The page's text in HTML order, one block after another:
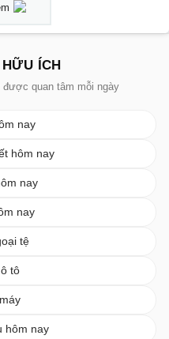
ÍCH
được quan tâm mỗi ngày
nay
hôm nay
nay
nay
tệ
tô
hôm nay